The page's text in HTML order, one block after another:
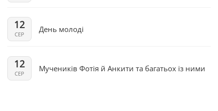
12
СЕР
День молоді
12
СЕР
Мучеників Фотія й Анкити та багатьох із ними